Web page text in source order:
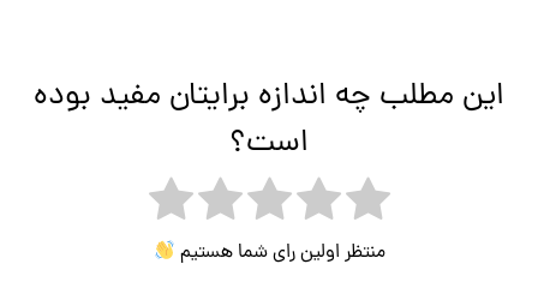
این مطلب چه اندازه برایتان مفید بوده
است؟
منتظر اولین رای شما هستیم